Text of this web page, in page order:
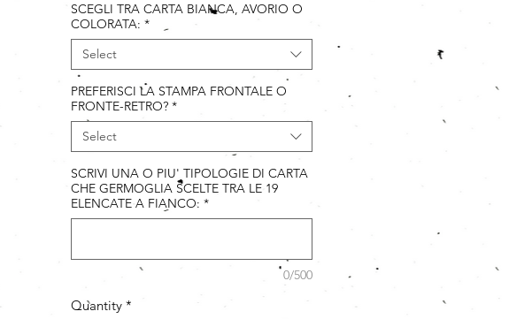
SCEGLI TRA CARTA BIANCA, AVORIO O
COLORATA: *
Select
PREFERISCI LA STAMPA FRONTALE O
FRONTE-RETRO? *
Select
SCRIVI UNA O PIU' TIPOLOGIE DI CARTA
CHE GERMOGLIA SCELTE TRA LE 19
ELENCATE A FIANCO: *
0/500
Quantity *